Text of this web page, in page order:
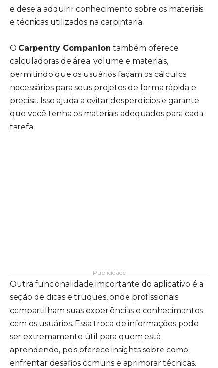
e deseja adquirir conhecimento sobre os materiais
e técnicas utilizados na carpintaria.
O Carpentry Companion também oferece
calculadoras de área, volume e materiais,
permitindo que os usuários façam os cálculos
necessários para seus projetos de forma rápida e
precisa. Isso ajuda a evitar desperdícios e garante
que você tenha os materiais adequados para cada
tarefa.
Publicidade
Outra funcionalidade importante do aplicativo é a
seção de dicas e truques, onde profissionais
compartilham suas experiências e conhecimentos
com os usuários. Essa troca de informações pode
ser extremamente útil para quem está
aprendendo, pois oferece insights sobre como
enfrentar desafios comuns e aprimorar técnicas.